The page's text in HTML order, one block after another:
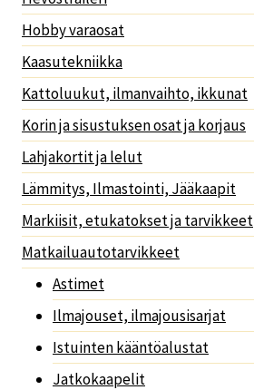
Hobby varaosat
Kaasutekniikka
Kattoluukut, ilmanvaihto, ikkunat
Korin ja sisustuksen osat ja korjaus
Lahjakortit ja lelut
Lämmitys, Ilmastointi, Jääkaapit
Markiisit, etukatokset ja tarvikkeet
Matkailuautotarvikkeet
Astimet
Ilmajouset, ilmajousisarjat
Istuinten kääntöalustat
Jatkokaapelit